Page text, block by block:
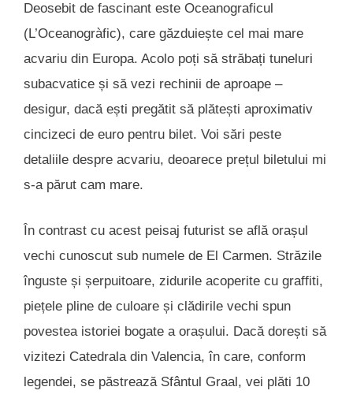
Deosebit de fascinant este Oceanograficul
(L’Oceanogràfic), care găzduiește cel mai mare
acvariu din Europa. Acolo poți să străbați tuneluri
subacvatice și să vezi rechinii de aproape –
desigur, dacă ești pregătit să plătești aproximativ
cincizeci de euro pentru bilet. Voi sări peste
detaliile despre acvariu, deoarece prețul biletului mi
s-a părut cam mare.
În contrast cu acest peisaj futurist se află orașul
vechi cunoscut sub numele de El Carmen. Străzile
înguste și șerpuitoare, zidurile acoperite cu graffiti,
piețele pline de culoare și clădirile vechi spun
povestea istoriei bogate a orașului. Dacă dorești să
vizitezi Catedrala din Valencia, în care, conform
legendei, se păstrează Sfântul Graal, vei plăti 10